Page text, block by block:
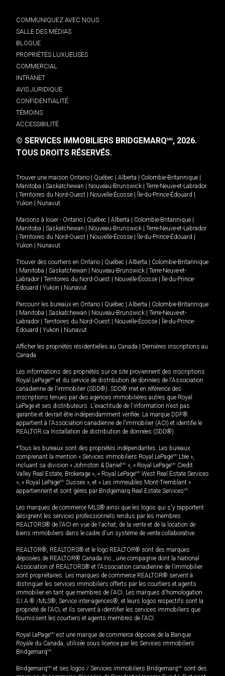
COMMUNIQUEZ AVEC NOUS
SALLE DES MÉDIAS
BLOGUE
PROPRIÉTÉS LUXUEUSES
COMMERCIAL
INTRANET
AVIS JURIDIQUE
CONFIDENTIALITÉ
TÉMOINS
ACCESSIBILITÉ
© SERVICES IMMOBILIERS BRIDGEMARQMD, 2026.
TOUS DROITS RÉSERVÉS.
Trouver une maison Ontario Québec Alberta Colombie-Britannique
Manitoba
Saskatchewan Nouveau-Brunswick
Terre-Neuve-et-Labrador
Territoires du Nord-Ouest Nouvelle-Écosse Île-du-Prince-Édouard
Yukon
Nunavut.
Maisons à louer - Ontario Québec Alberta Colombie-Britannique
Manitoba
Saskatchewan Nouveau-Brunswick
Terre-Neuve-et-Labrador
Territoires du Nord-Ouest Nouvelle-Écosse Île-du-Prince-Édouard
Yukon
Nunavut.
Trouver des courtiers en Ontario Québec Alberta
Colombie-Britannique
Manitoba Saskatchewan Nouveau-Brunswick
Terre-Neuve-et-
Labrador
Territoires du Nord-Ouest Nouvelle-Écosse
Île-du-Prince-
Édouard
Yukon Nunavut
Parcourir les bureaux en Ontario Québec Alberta
Colombie-Britannique
Manitoba Saskatchewan Nouveau-Brunswick
Terre-Neuve-et-
Labrador
Territoires du Nord-Ouest Nouvelle-Écosse
Île-du-Prince-
Édouard
Yukon Nunavut
Afficher les propriétés résidentielles au Canada
Dernières inscriptions au
Canada
Les informations des propriétés sur ce site proviennent des inscriptions
Royal LePageMD et du service de distribution de données de l'Association
canadienne de l’immobilier (SDD®). SDD® met en référence des
inscriptions tenues par des agences immobilières autres que Royal
LePage et ses distributeurs. L'exactitude de l'information n'est pas
garantie et devrait être indépendamment vérifiée. La marque DDF®
appartient à l'Association canadienne de l’immobilier (ACI) et identifie le
REALTOR.ca Installation de distribution de données (SDD®).
*Tous les bureaux sont des propriétés indépendantes. Les bureaux
comprenant la mention « Services immobiliers Royal LePageMD Ltée »,
incluant sa division « Johnston & Daniel MD », « Royal LePageMD Credit
Valley Real Estate, Brokerage », « Royal LePageMD West Real Estate Services
», « Royal LePageMD Sussex », et « Les immeubles Mont-Tremblant »
appartiennent et sont gérés par Bridgemarq Real Estate ServicesMD.
Les marques de commerce MLS® ainsi que les logos qui s'y rapportent
désignent les services professionnels rendus par les membres
REALTORS® de l'ACI en vue de l'achat, de la vente et de la location de
biens immobiliers dans le cadre d'un système de vente collaborative.
REALTOR®, REALTORS® et le logo REALTOR® sont des marques
déposées de REALTOR® Canada Inc., une compagnie dont la National
Association of REALTORS® et l'Association canadienne de l’immobilier
sont propriétaires. Les marques de commerce REALTOR® servent à
distinguer les services immobiliers offerts par les courtiers et agents
immobilier en tant que membres de l'ACI. Les marques d'homologation
S.I.A.® /MLS®, Service inter-agences®, et leurs logos respectifs sont la
propriété de l'ACI, et ils servent à identifier les services immobiliers que
fournissent les courtiers et agents membres de l'ACI.
Royal LePageMD est une marque de commerce déposée de la Banque
Royale du Canada, utilisée sous licence par les Services immobiliers
BridgemarqMD.
BridgemarqMD et ses logos / Services immobiliers BridgemarqMD sont des